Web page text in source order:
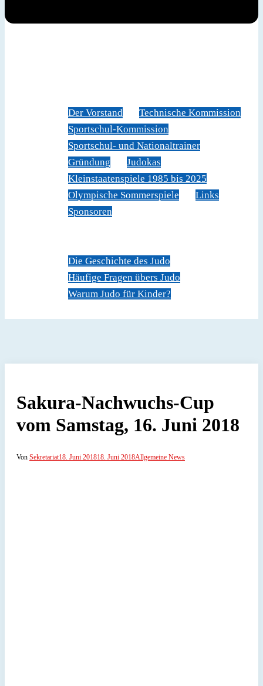
Der Vorstand
Technische Kommission
Sportschul-Kommission
Sportschul- und Nationaltrainer
Gründung
Judokas
Kleinstaatenspiele 1985 bis 2025
Olympische Sommerspiele
Links
Sponsoren
Die Geschichte des Judo
Häufige Fragen übers Judo
Warum Judo für Kinder?
Sakura-Nachwuchs-Cup
vom Samstag, 16. Juni 2018
Von Sekretariat18. Juni 201818. Juni 2018Allgemeine News